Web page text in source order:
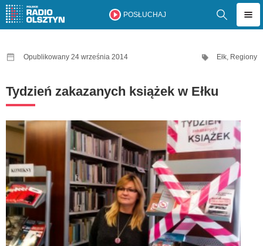
POSŁUCHAJ
Opublikowany 24 września 2014 Ełk, Regiony
Tydzień zakazanych książek w Ełku